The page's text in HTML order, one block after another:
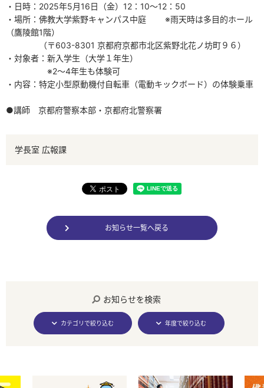
・日時：2025年5月16日（金）12：10～12：50
・場所：佛教大学紫野キャンパス中庭 ※雨天時は多目的ホール
（鷹陵館1階）
（〒603-8301 京都府京都市北区紫野北花ノ坊町９６）
・対象者：新入学生（大学１年生）
※2～4年生も体験可
・内容：特定小型原動機付自転車（電動キックボード）の体験乗車
●講師 京都府警察本部・京都府北警察署
学長室 広報課
お知らせ一覧へ戻る
お知らせを検索
カテゴリで絞り込む 年度で絞り込む